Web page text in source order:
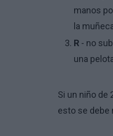
manos
la
R - no
una
Si un niño de
esto se debe